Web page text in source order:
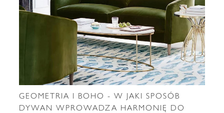
GEOMETRIA I BOHO - W JAKI SPOSÓB
DYWAN WPROWADZA HARMONIĘ DO